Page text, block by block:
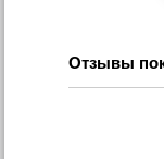
Отзывы